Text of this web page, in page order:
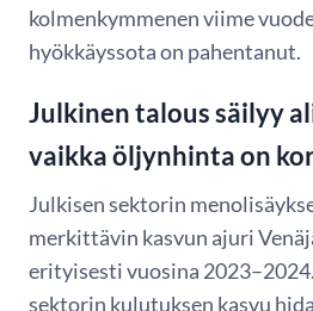
kolmenkymmenen viime
hyökkäyssota on pahentanut.
Julkinen talous säilyy
vaikka öljynhinta on
Julkisen sektorin
merkittävin kasvun ajuri
erityisesti vuosina
sektorin kulutuksen kasvu